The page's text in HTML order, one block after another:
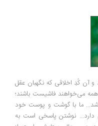
اخلاقی که نگهبان عقل
فاشیست باشند؛
با گوشت و پوست خود
نوشتن پاسخی است به